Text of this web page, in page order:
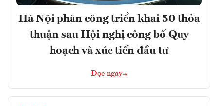
Hà Nội phân công triển khai 50 thỏa
thuận sau Hội nghị công bố Quy
hoạch và xúc tiến đầu tư
Đọc ngay